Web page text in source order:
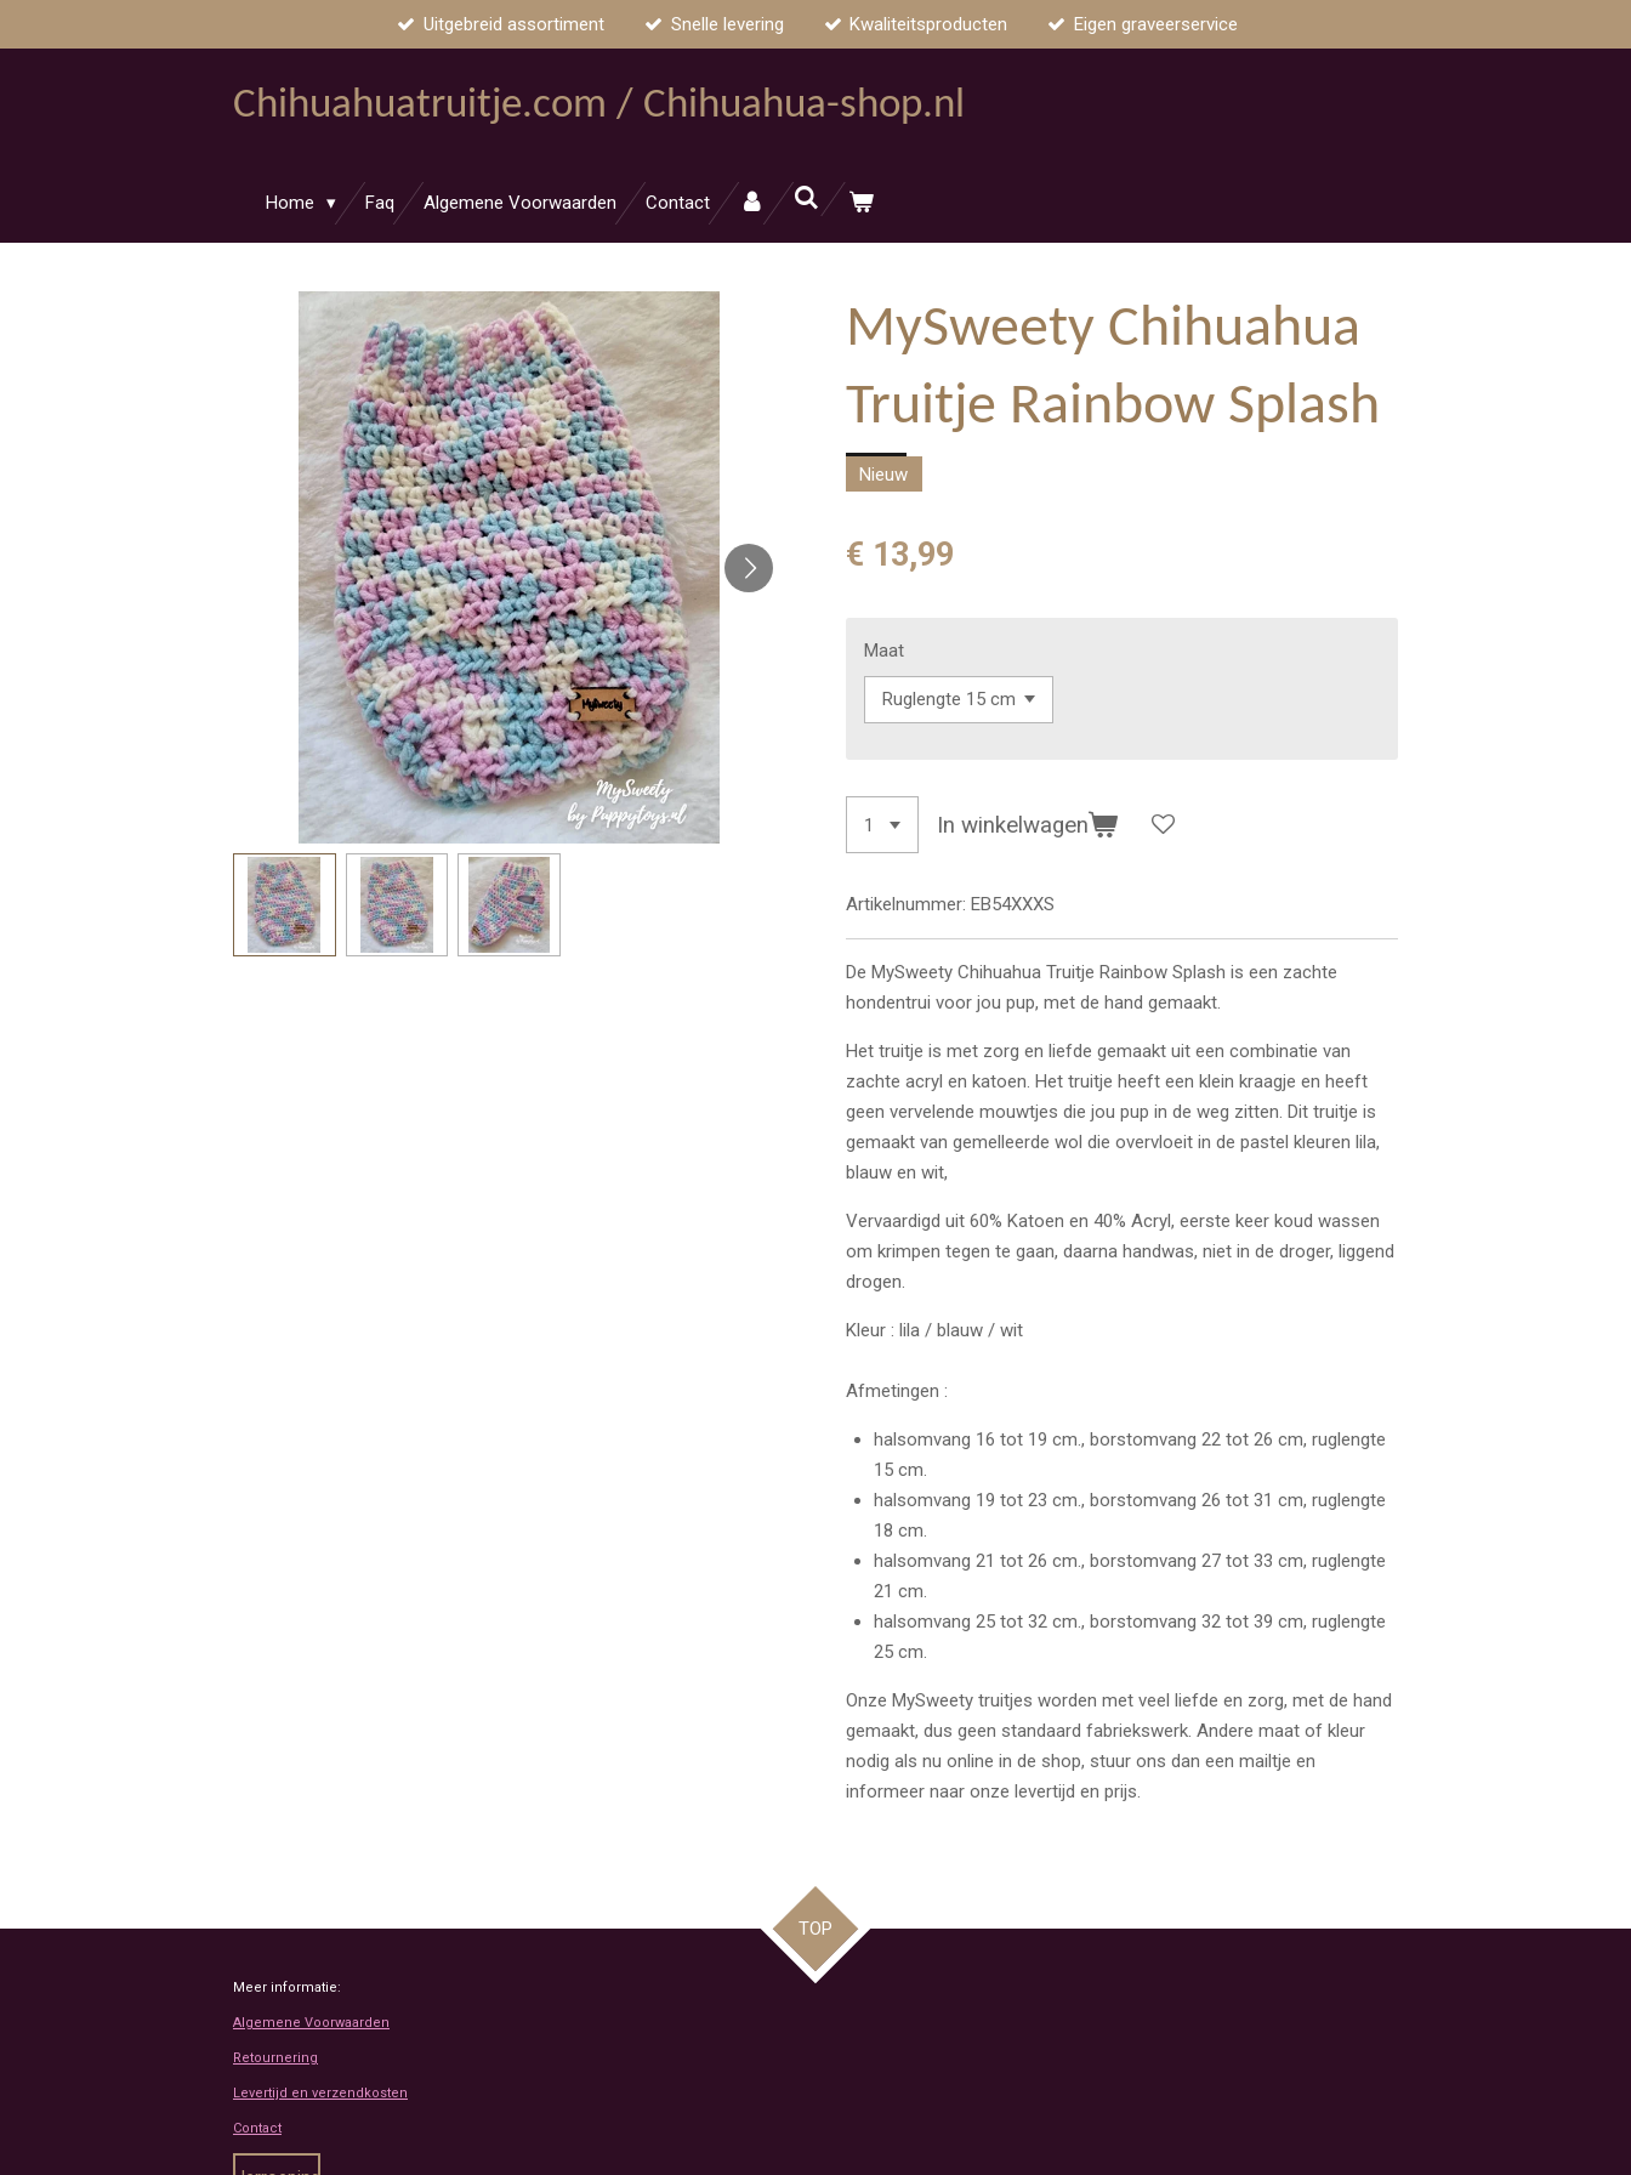
Uitgebreid assortiment Snelle levering Kwaliteitsproducten Eigen graveerservice
Chihuahuatruitje.com / Chihuahua-shop.nl
Home Faq Algemene Voorwaarden Contact
MySweety Chihuahua
Truitje Rainbow Splash
Nieuw
€ 13,99
Maat
In winkelwagen
Artikelnummer: EB54XXXS
De MySweety Chihuahua Truitje Rainbow Splash is een zachte
hondentrui voor jou pup, met de hand gemaakt.
Het truitje is met zorg en liefde gemaakt uit een combinatie van
zachte acryl en katoen. Het truitje heeft een klein kraagje en heeft
geen vervelende mouwtjes die jou pup in de weg zitten. Dit truitje is
gemaakt van gemelleerde wol die overvloeit in de pastel kleuren lila,
blauw en wit,
Vervaardigd uit 60% Katoen en 40% Acryl, eerste keer koud wassen
om krimpen tegen te gaan, daarna handwas, niet in de droger, liggend
drogen.
Kleur : lila / blauw / wit
Afmetingen :
halsomvang 16 tot 19 cm., borstomvang 22 tot 26 cm, ruglengte
15 cm.
halsomvang 19 tot 23 cm., borstomvang 26 tot 31 cm, ruglengte
18 cm.
halsomvang 21 tot 26 cm., borstomvang 27 tot 33 cm, ruglengte
21 cm.
halsomvang 25 tot 32 cm., borstomvang 32 tot 39 cm, ruglengte
25 cm.
Onze MySweety truitjes worden met veel liefde en zorg, met de hand
gemaakt, dus geen standaard fabriekswerk. Andere maat of kleur
nodig als nu online in de shop, stuur ons dan een mailtje en
informeer naar onze levertijd en prijs.
TOP
Meer informatie:
Algemene Voorwaarden
Retournering
Levertijd en verzendkosten
Contact